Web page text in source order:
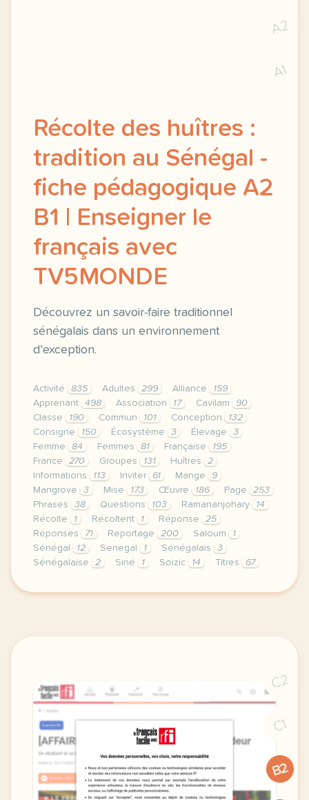
A2
A1
Récolte des huîtres :
tradition au Sénégal -
fiche pédagogique A2
B1 | Enseigner le
français avec
TV5MONDE
Découvrez un savoir-faire traditionnel
sénégalais dans un environnement
d’exception.
Activité 835 Adultes 299 Alliance
159
Apprenant
498 Association 17 Cavilam
90
Classe
190 Commun 101 Conception
132
Consigne
150 Écosystème 3 Élevage
3
Femme
84 Femmes 81 Française
195
France
270 Groupes 131 Huîtres
2
Informations
113 Inviter 61 Mange
9
Mangrove
3 Mise 173 Œuvre 186 Page
253
Phrases
38 Questions 103 Ramananjohary
14
Récolte
1 Récoltent 1 Réponse
25
Réponses
71 Reportage 200 Saloum
1
Sénégal
12 Senegal 1 Sénégalais
3
Sénégalaise
2 Siné 1 Soizic 14 Titres 67
continuer sans accepter le respect de votre vie
C2
C1
B2